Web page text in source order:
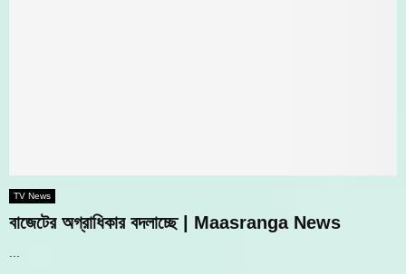
TV News
বাজেটের অগ্রাধিকার বদলাচ্ছে | Maasranga News